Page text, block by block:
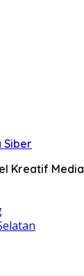
Siber
Kreatif Media